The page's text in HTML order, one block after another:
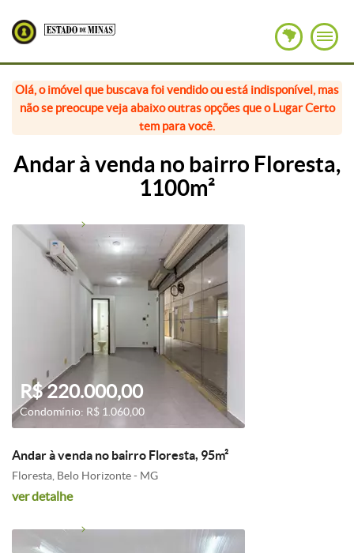
Olá, o imóvel que buscava foi vendido ou está indisponível, mas
não se preocupe veja abaixo outras opções que o Lugar Certo
tem para você.
Andar à venda no bairro Floresta,
1100m²
R$ 220.000,00
Condomínio: R$ 1.060,00
Andar à venda no bairro Floresta, 95m²
Floresta, Belo Horizonte - MG
ver detalhe